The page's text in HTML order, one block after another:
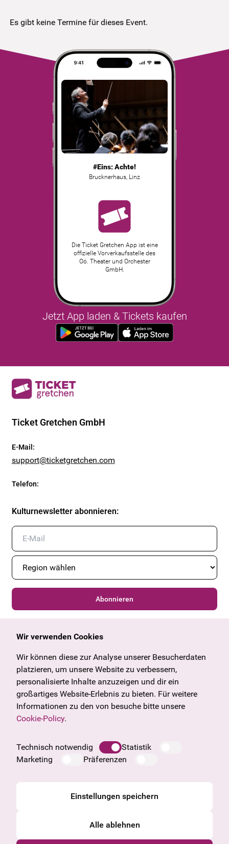
Es gibt keine Termine für dieses Event.
#Eins: Achte!
Brucknerhaus, Linz
Die Ticket Gretchen App ist eine
offizielle Vorverkaufsstelle des
Oö. Theater und Orchester
GmbH.
Jetzt App laden & Tickets kaufen
Ticket Gretchen GmbH
E-Mail :
support@ticketgretchen.com
Telefon:
Kulturnewsletter abonnieren:
Abonnieren
Allgemein
Angebote & News
U27
Geschenkgutschein
Häufige Fragen
Impressum
Datenschutzinformation
Wien
Tirol
Vorarlberg
Burgenland
Salzburg
Wir verwenden Cookies
Wir können diese zur Analyse unserer Besucherdaten
platzieren, um unsere Website zu verbessern,
personalisierte Inhalte anzuzeigen und dir ein
großartiges Website-Erlebnis zu bieten. Für weitere
Informationen zu den von besuche bitte unsere
Cookie-Policy.
Technisch notwendig
Statistik
Marketing
Präferenzen
Einstellungen speichern
Alle ablehnen